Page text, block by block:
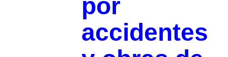
por
accidentes